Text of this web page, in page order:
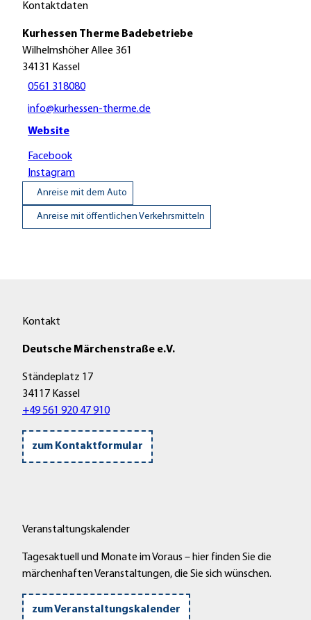
Kontaktdaten
Kurhessen Therme Badebetriebe
Wilhelmshöher Allee 361
34131 Kassel
0561 318080
info@kurhessen-therme.de
Website
Facebook
Instagram
Anreise mit dem Auto
Anreise mit öffentlichen Verkehrsmitteln
Kontakt
Deutsche Märchenstraße e.V.
Ständeplatz 17
34117 Kassel
+49 561 920 47 910
zum Kontaktformular
Veranstaltungskalender
Tagesaktuell und Monate im Voraus – hier finden Sie die
märchenhaften Veranstaltungen, die Sie sich wünschen.
zum Veranstaltungskalender